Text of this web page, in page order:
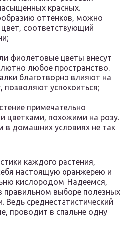
красных.
оттенков, можно
соответствующий
фиолетовые цветы внесут
любое пространство.
благотворно влияют на
позволяют успокоиться;
примечательно
цветками, похожими на розу.
в домашних условиях не так
каждого растения,
настоящую оранжерею и
кислородом. Надеемся,
правильном выборе полезных
Ведь среднестатистический
проводит в спальне одну